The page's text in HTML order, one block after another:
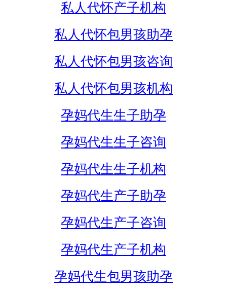
私人代怀产子机构
私人代怀包男孩助孕
私人代怀包男孩咨询
私人代怀包男孩机构
孕妈代生生子助孕
孕妈代生生子咨询
孕妈代生生子机构
孕妈代生产子助孕
孕妈代生产子咨询
孕妈代生产子机构
孕妈代生包男孩助孕